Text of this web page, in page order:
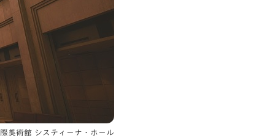
美術館 システィーナ・ホール